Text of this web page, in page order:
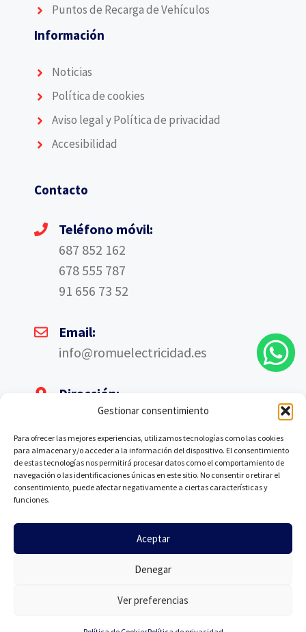
Gestionar consentimiento
Para ofrecer las mejores experiencias, utilizamos tecnologías como las cookies
para almacenar y/o acceder a la información del dispositivo. El consentimiento
de estas tecnologías nos permitirá procesar datos como el comportamiento de
navegación o las identificaciones únicas en este sitio. No consentir o retirar el
consentimiento, puede afectar negativamente a ciertas características y
funciones.
Aceptar
Denegar
Ver preferencias
Puntos de Recarga de Vehículos
Información
Noticias
Política de cookies
Aviso legal y Política de privacidad
Accesibilidad
Contacto
Teléfono móvil:
687 852 162
678 555 787
91 656 73 52
Email:
info@romuelectricidad.es
Dirección:
Av. de las Américas, 4, Nave A6, 28823
Coslada, Madrid